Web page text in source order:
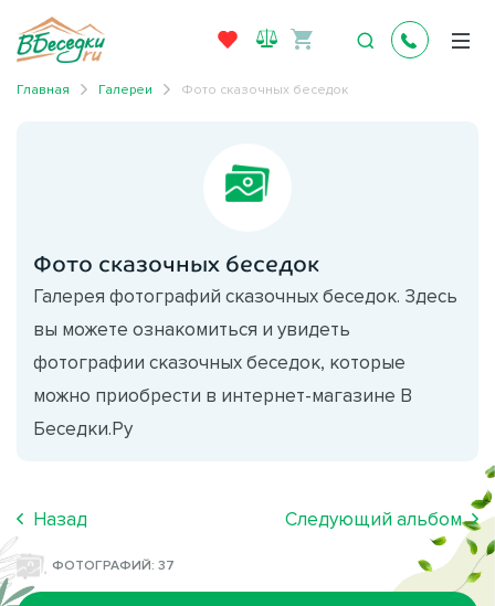
Главная Галереи Фото сказочных беседок
Фото сказочных беседок
Галерея фотографий сказочных беседок. Здесь
вы можете ознакомиться и увидеть
фотографии сказочных беседок, которые
можно приобрести в интернет-магазине В
Беседки.Ру
Назад Следующий альбом
ФОТОГРАФИЙ: 37